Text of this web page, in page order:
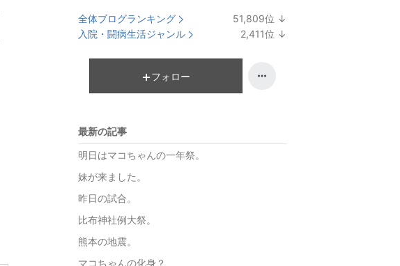
全体ブログランキング 51,809位 ↓
入院・闘病生活ジャンル 2,411位 ↓
フォロー
最新の記事
明日はマコちゃんの一年祭。
妹が来ました。
昨日の試合。
比布神社例大祭。
熊本の地震。
マコちゃんの化身？